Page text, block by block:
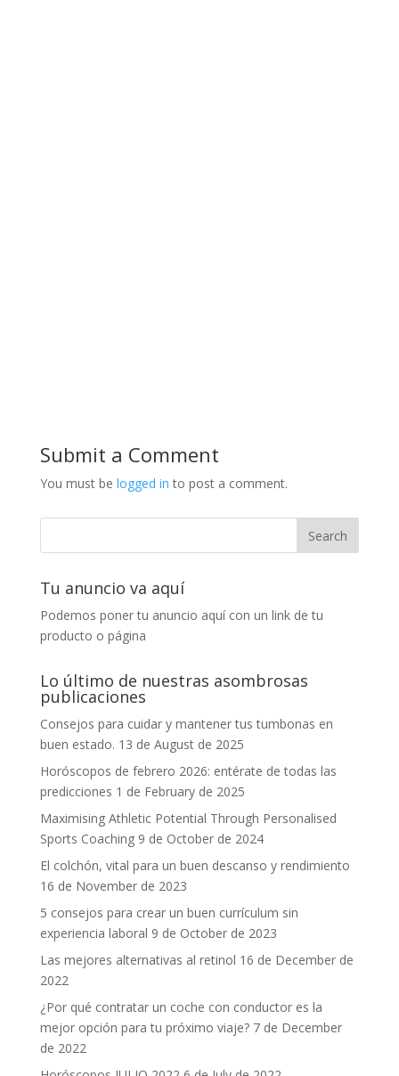
Submit a Comment
You must be logged in to post a comment.
Tu anuncio va aquí
Podemos poner tu anuncio aquí con un link de tu
producto o página
Lo último de nuestras asombrosas
publicaciones
Consejos para cuidar y mantener tus tumbonas en
buen estado. 13 de August de 2025
Horóscopos de febrero 2026: entérate de todas las
predicciones 1 de February de 2025
Maximising Athletic Potential Through Personalised
Sports Coaching 9 de October de 2024
El colchón, vital para un buen descanso y rendimiento
16 de November de 2023
5 consejos para crear un buen currículum sin
experiencia laboral 9 de October de 2023
Las mejores alternativas al retinol 16 de December de
2022
¿Por qué contratar un coche con conductor es la
mejor opción para tu próximo viaje? 7 de December
de 2022